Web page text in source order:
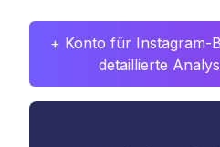
+ Konto für Instagram-
detaillierte